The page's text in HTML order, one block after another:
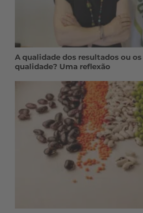
A qualidade dos resultados ou
qualidade? Uma reflexão